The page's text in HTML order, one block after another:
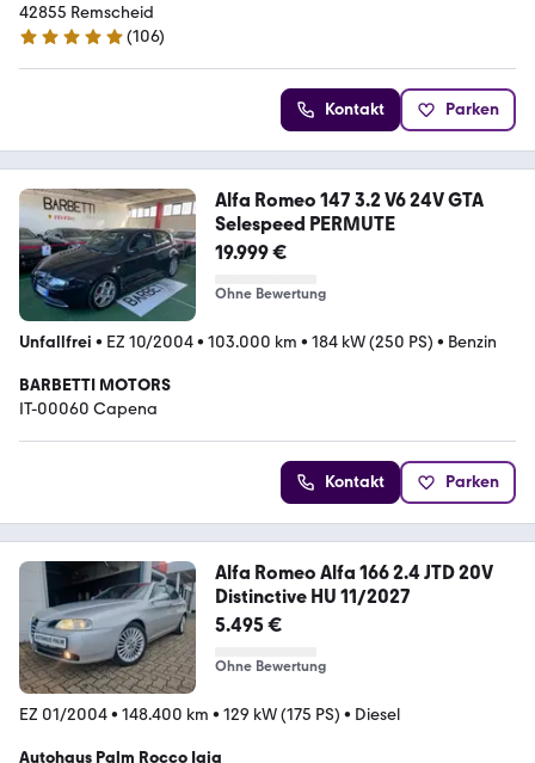
42855 Remscheid
4.9 Sterne
(106)
Kontakt Parken
Alfa Romeo 147 3.2 V6 24V GTA
Selespeed PERMUTE
19.999 €
Ohne Bewertung
Unfallfrei • EZ 10/2004• 103.000 km • 184 kW (250 PS) • Benzin
BARBETTI MOTORS
IT-00060 Capena
Kontakt Parken
Alfa Romeo Alfa 166 2.4 JTD 20V
Distinctive HU 11/2027
5.495 €
Ohne Bewertung
EZ 01/2004• 148.400 km • 129 kW (175 PS) • Diesel
Autohaus Palm Rocco Iaia